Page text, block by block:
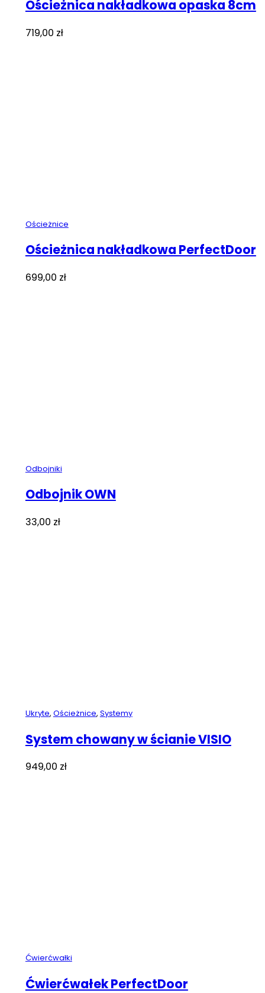
Ościeżnica nakładkowa opaska 8cm
719,00 zł
Ościeżnice
Ościeżnica nakładkowa PerfectDoor
699,00 zł
Odbojniki
Odbojnik OWN
33,00 zł
Ukryte, Ościeżnice, Systemy
System chowany w ścianie VISIO
949,00 zł
Ćwierćwałki
Ćwierćwałek PerfectDoor